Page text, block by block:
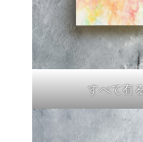
すべて有